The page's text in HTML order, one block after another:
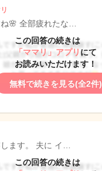
🌸 全部疲れたな…
この回答の続きは
「ママリ」アプリ にて
お読みいただけます！
無料で続きを見る(全2件)
ます。 夫に イ…
この回答の続きは